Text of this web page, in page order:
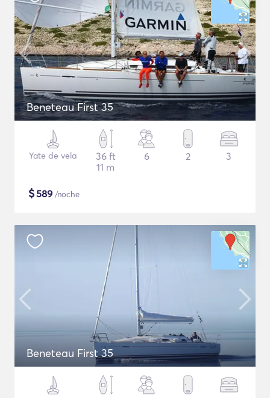
Beneteau First 35
Yate de vela
36 ft
11 m
6 2 3
$589 /noche
Beneteau First 35